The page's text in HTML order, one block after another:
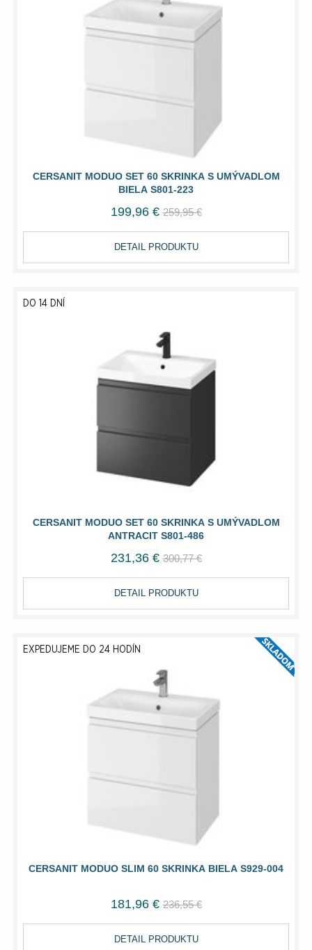
CERSANIT MODUO SET 60 SKRINKA S UMÝVADLOM
BIELA S801-223
199,96 € 259,95 €
DETAIL PRODUKTU
CERSANIT MODUO SET 60 SKRINKA S UMÝVADLOM
ANTRACIT S801-486
DO 14 DNÍ
231,36 € 300,77 €
DETAIL PRODUKTU
CERSANIT MODUO SLIM 60 SKRINKA BIELA S929-004
EXPEDUJEME DO 24 HODÍN
181,96 € 236,55 €
DETAIL PRODUKTU